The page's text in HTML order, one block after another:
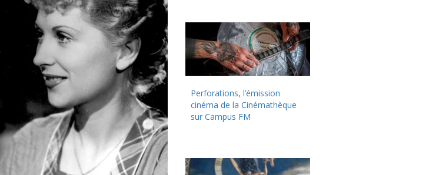
Perforations, l’émission
cinéma de la Cinémathèque
sur Campus FM